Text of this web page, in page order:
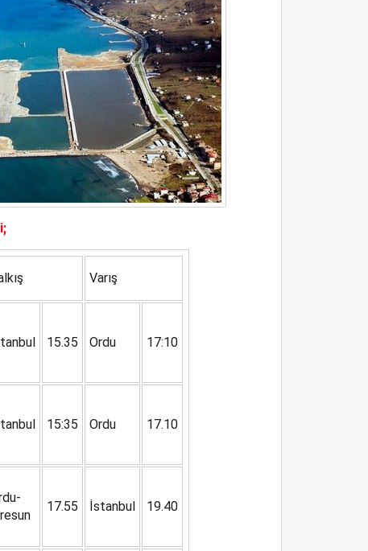
Varış
15.35 Ordu 17:10
15:35 Ordu 17.10
17.55 İstanbul 19.40